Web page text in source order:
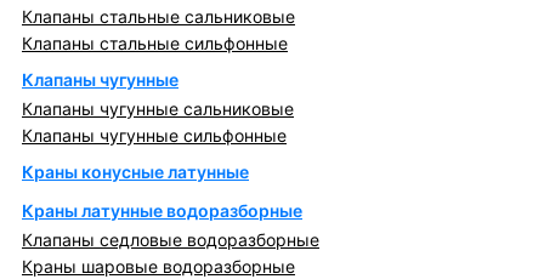
Клапаны стальные сальниковые
Клапаны стальные сильфонные
Клапаны чугунные
Клапаны чугунные сальниковые
Клапаны чугунные сильфонные
Краны конусные латунные
Краны латунные водоразборные
Клапаны седловые водоразборные
Краны шаровые водоразборные